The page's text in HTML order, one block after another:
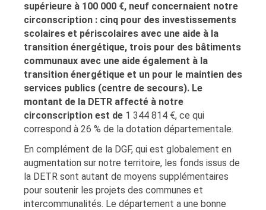
supérieure à 100 000 €, neuf concernaient notre
circonscription : cinq pour des investissements
scolaires et périscolaires avec une aide à la
transition énergétique, trois pour des bâtiments
communaux avec une aide également à la
transition énergétique et un pour le maintien des
services publics (centre de secours). Le
montant de la DETR affecté à notre
circonscription est de 1 344 814 €, ce qui
correspond à 26 % de la dotation départementale.
En complément de la DGF, qui est globalement en
augmentation sur notre territoire, les fonds issus de
la DETR sont autant de moyens supplémentaires
pour soutenir les projets des communes et
intercommunalités. Le département a une bonne